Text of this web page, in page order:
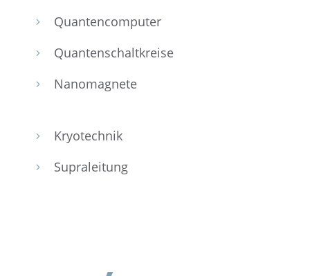
5 Quanten­com­pu­ter
5 Quanten­schalt­kreise
5 Nanoma­gnete
5 Kryotech­nik
5 Supra­lei­tung